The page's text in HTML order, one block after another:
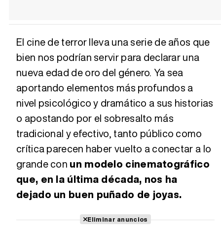
El cine de terror lleva una serie de años que
bien nos podrían servir para declarar una
nueva edad de oro del género. Ya sea
aportando elementos más profundos a
nivel psicológico y dramático a sus historias
o apostando por el sobresalto más
tradicional y efectivo, tanto público como
crítica parecen haber vuelto a conectar a lo
grande con un modelo cinematográfico
que, en la última década, nos ha
dejado un buen puñado de joyas.
Eliminar anuncios